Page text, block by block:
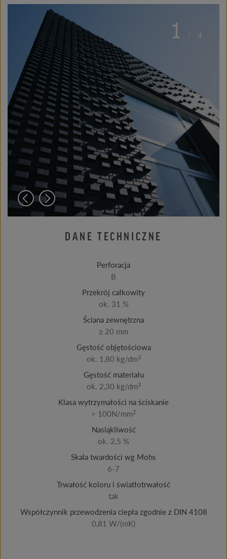
1 / 4
DANE TECHNICZNE
Perforacja
B
Przekrój całkowity
ok. 31 %
Ściana zewnętrzna
≥ 20 mm
Gęstość objętościowa
ok. 1,80 kg/dm3
Gęstość materiału
ok. 2,30 kg/dm3
Klasa wytrzymałości na ściskanie
> 100N/mm2
Nasiąkliwość
ok. 2,5 %
Skala twardości wg Mohs
6-7
Trwałość koloru i światłotrwałość
tak
Współczynnik przewodzenia ciepła zgodnie z DIN 4108
0,81 W/(mK)